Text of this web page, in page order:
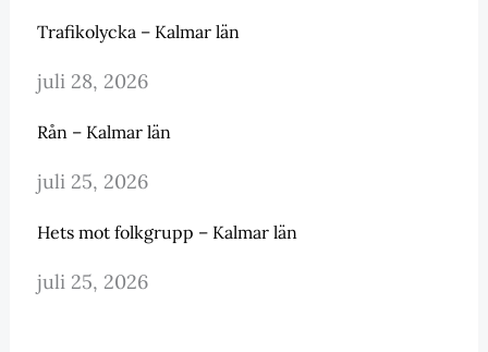
Trafikolycka – Kalmar län
juli 28, 2026
Rån – Kalmar län
juli 25, 2026
Hets mot folkgrupp – Kalmar län
juli 25, 2026